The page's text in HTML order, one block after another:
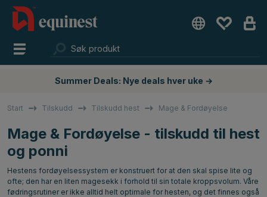
Summer Deals: Nye deals hver uke →
Start Tilskudd Tilskudd hest Mage & Fordøyelse
Mage & Fordøyelse - tilskudd til hest
og ponni
Hestens fordøyelsessystem er konstruert for at den skal spise lite og
ofte; den har en liten magesekk i forhold til sin totale kroppsvolum. Våre
fødringsrutiner er ikke alltid helt optimale for hesten, og det finnes også